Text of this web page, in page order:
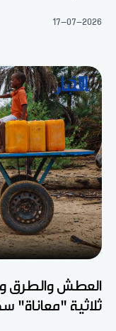
17-07-2026
العطش والطرق
ثلاثية "معاناة"